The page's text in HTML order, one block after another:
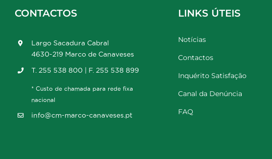
CONTACTOS
Largo Sacadura Cabral
4630-219 Marco de Canaveses
T. 255 538 800 | F. 255 538 899
* Custo de chamada para rede fixa
nacional
info@cm-marco-canaveses.pt
LINKS ÚTEIS
Notícias
Contactos
Inquérito Satisfação
Canal da Denúncia
FAQ